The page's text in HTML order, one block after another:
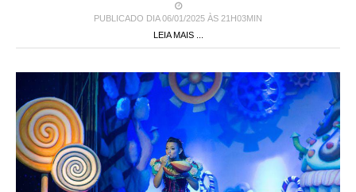
PUBLICADO DIA 06/01/2025 ÀS 21H03MIN
LEIA MAIS ...